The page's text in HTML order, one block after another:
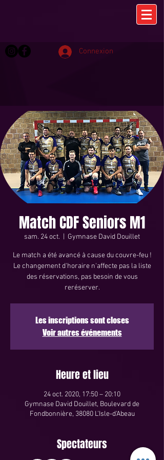
Connexion
Match CDF Seniors M1
sam. 24 oct. Gymnase David Douillet
Le match a été avancé à cause du couvre-feu !
Le changement d'horaire n'affecte pas la liste
des réservations, pas besoin de vous
reréserver.
Les inscriptions sont closes
Voir autres événements
Heure et lieu
24 oct. 2020, 17:50 – 20:10
Gymnase David Douillet, Boulevard de
Fondbonnière, 38080 L'Isle-d'Abeau
Spectateurs